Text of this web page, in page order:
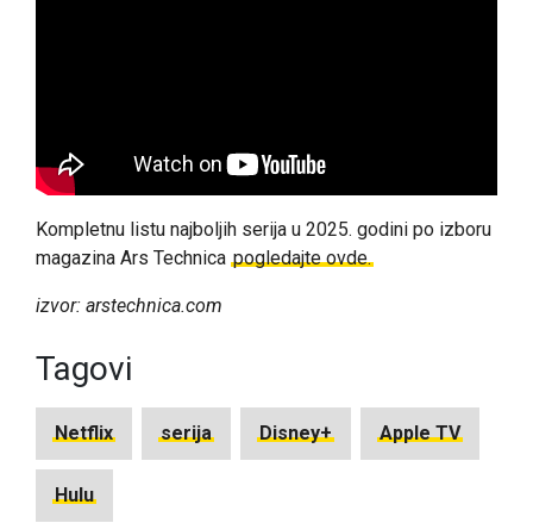
Kompletnu listu najboljih serija u 2025. godini po izboru
magazina Ars Technica pogledajte ovde.
izvor: arstechnica.com
Tagovi
Netflix serija Disney+ Apple TV
Hulu